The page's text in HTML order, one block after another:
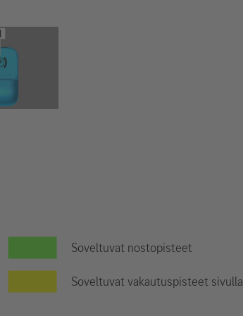
Soveltuvat nostopisteet
Soveltuvat vakautuspisteet sivulla